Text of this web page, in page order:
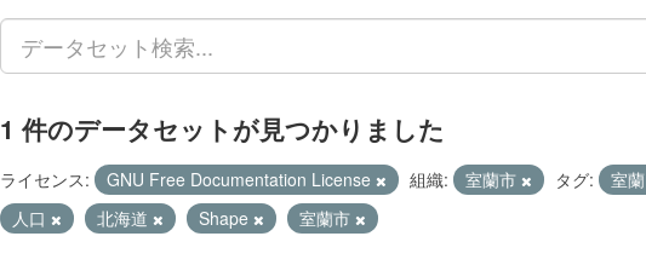
1 件のデータセットが見つかりました
ライセンス: GNU Free Documentation License 組織: 室蘭市 タグ:
室蘭
人口
北海道 Shape 室蘭市